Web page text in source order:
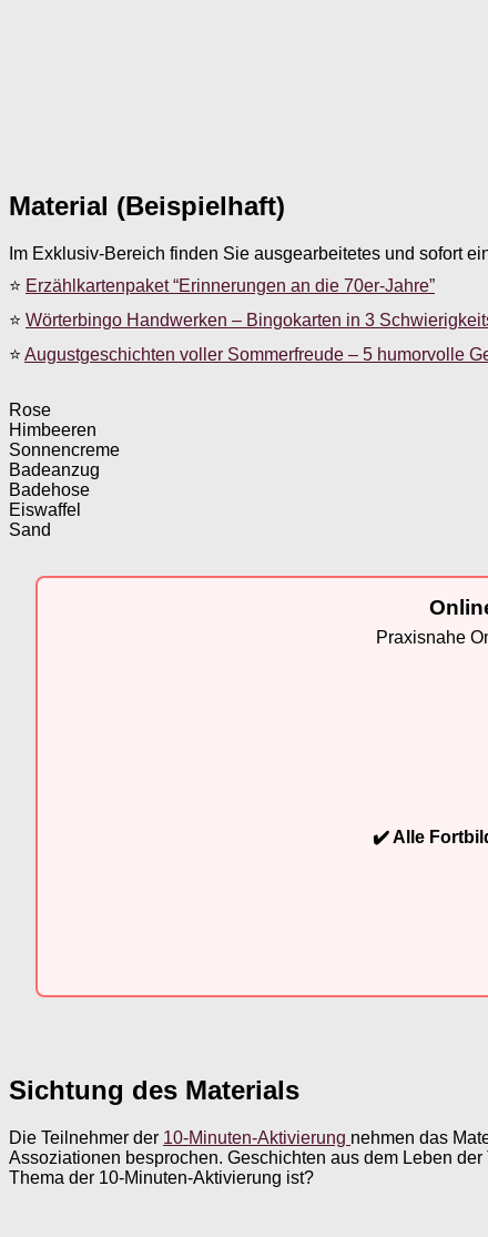
Material (Beispielhaft)
Im Exklusiv-Bereich finden Sie ausgearbeitetes und sofort
⭐ Erzählkartenpaket “Erinnerungen an die 70er-Jahre”
⭐ Wörterbingo Handwerken – Bingokarten in 3
⭐ Augustgeschichten voller Sommerfreude – 5 humorvolle
Rose
Himbeeren
Sonnencreme
Badeanzug
Badehose
Eiswaffel
Sand
Praxisnahe
✔️ Alle
Sichtung des Materials
Die Teilnehmer der 10-Minuten-Aktivierung nehmen das
Assoziationen besprochen. Geschichten aus dem Leben
Thema der 10-Minuten-Aktivierung ist?